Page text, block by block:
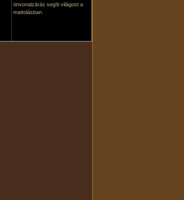
önvonalzárás segíti világost a
mattolásban.